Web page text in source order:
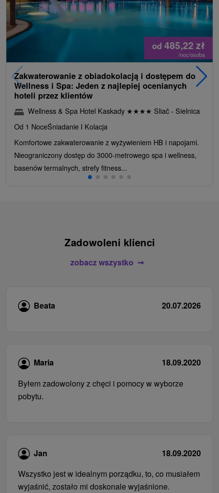
od 485,22 zł
/noc/osoba
Zakwaterowanie z obiadokolacją i dostępem do
Wellness i Spa: Jeden z najlepiej ocenianych
hoteli przez klientów
Wellness & Spa Hotel Kaskady ★★★★ Sliač - Sielnica
Od 1 NoceŚniadanie I Kolacja
Komfortowe zakwaterowanie z wyżywieniem HB i napojami.
Nieograniczony dostęp do 3000-metrowego spa i wellness,
basenów termalnych, strefy fitness...
Zadowoleni klienci
zobacz wszystko
Beata 20.07.2026
Maria
18.09.2020
Byłem zadowolony z chęci i pomocy w wyborze
pobytu.
Jan
18.09.2020
Wszystko jest w idealnym porządku, to, co musiałem
wyjaśnić, zostało mi doskonale wyjaśnione.